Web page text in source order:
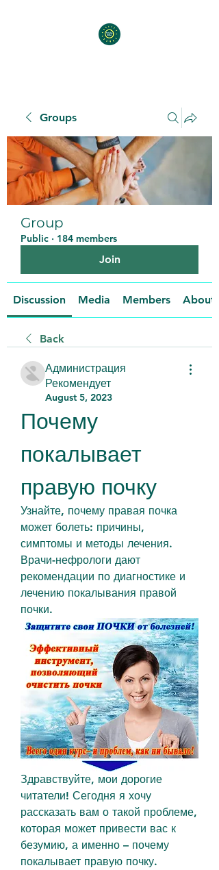
Groups
Group
Public · 184 members
Join
Discussion Media Members About
Back
Администрация
Рекомендует
August 5, 2023
Почему
покалывает
правую почку
Узнайте, почему правая почка
может болеть: причины,
симптомы и методы лечения.
Врачи-нефрологи дают
рекомендации по диагностике и
лечению покалывания правой
почки.
Здравствуйте, мои дорогие
читатели! Сегодня я хочу
рассказать вам о такой проблеме,
которая может привести вас к
безумию, а именно – почему
покалывает правую почку.